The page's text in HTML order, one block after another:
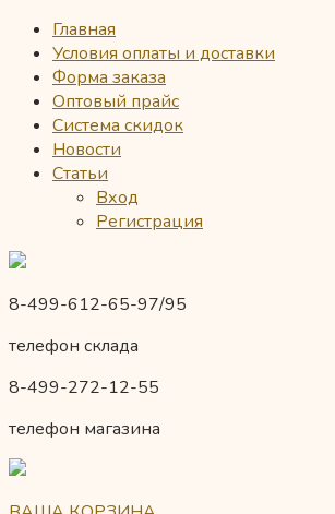
Главная
Условия оплаты и доставки
Форма заказа
Оптовый прайс
Система скидок
Новости
Статьи
Вход
Регистрация
8-499-612-65-97/95
телефон склада
8-499-272-12-55
телефон магазина